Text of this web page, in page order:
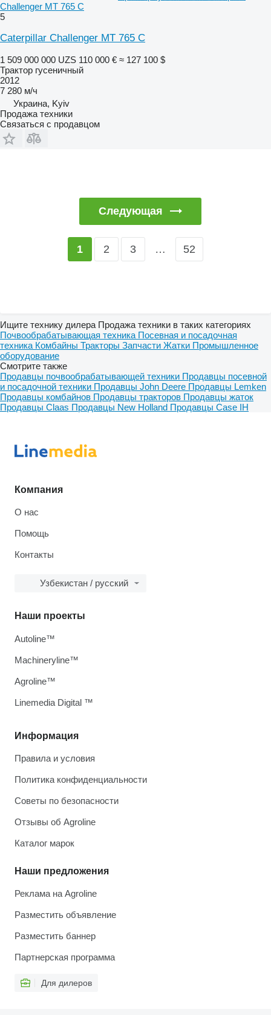
Challenger MT 765 C
5
Caterpillar Challenger MT 765 C
1 509 000 000 UZS 110 000 € ≈ 127 100 $
Трактор гусеничный
2012
7 280 м/ч
Украина, Kyiv
Продажа техники
Связаться с продавцом
Следующая
1 2 3 … 52
Ищите технику дилера Продажа техники в таких категориях
Почвообрабатывающая техника Посевная и посадочная
техника Комбайны Тракторы Запчасти Жатки Промышленное
оборудование
Смотрите также
Продавцы почвообрабатывающей техники Продавцы посевной
и посадочной техники Продавцы John Deere Продавцы Lemken
Продавцы комбайнов Продавцы тракторов Продавцы жаток
Продавцы Claas Продавцы New Holland Продавцы Case IH
Компания
О нас
Помощь
Контакты
Узбекистан / русский
Информация
Правила и условия
Политика конфиденциальности
Советы по безопасности
Отзывы об Agroline
Каталог марок
Наши предложения
Реклама на Agroline
Разместить объявление
Разместить баннер
Партнерская программа
Для дилеров
Наши проекты
Autoline™
Machineryline™
Agroline™
Linemedia Digital ™